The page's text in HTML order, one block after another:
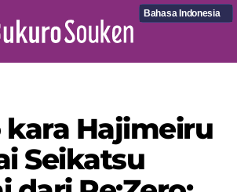
Bahasa Indonesia
kara Hajimeiru
Seikatsu